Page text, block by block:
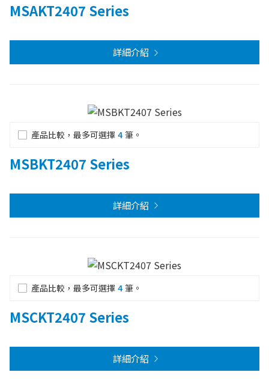
MSAKT2407 Series
詳細介紹
產品比較，最多可選擇 4 筆。
MSBKT2407 Series
詳細介紹
產品比較，最多可選擇 4 筆。
MSCKT2407 Series
詳細介紹